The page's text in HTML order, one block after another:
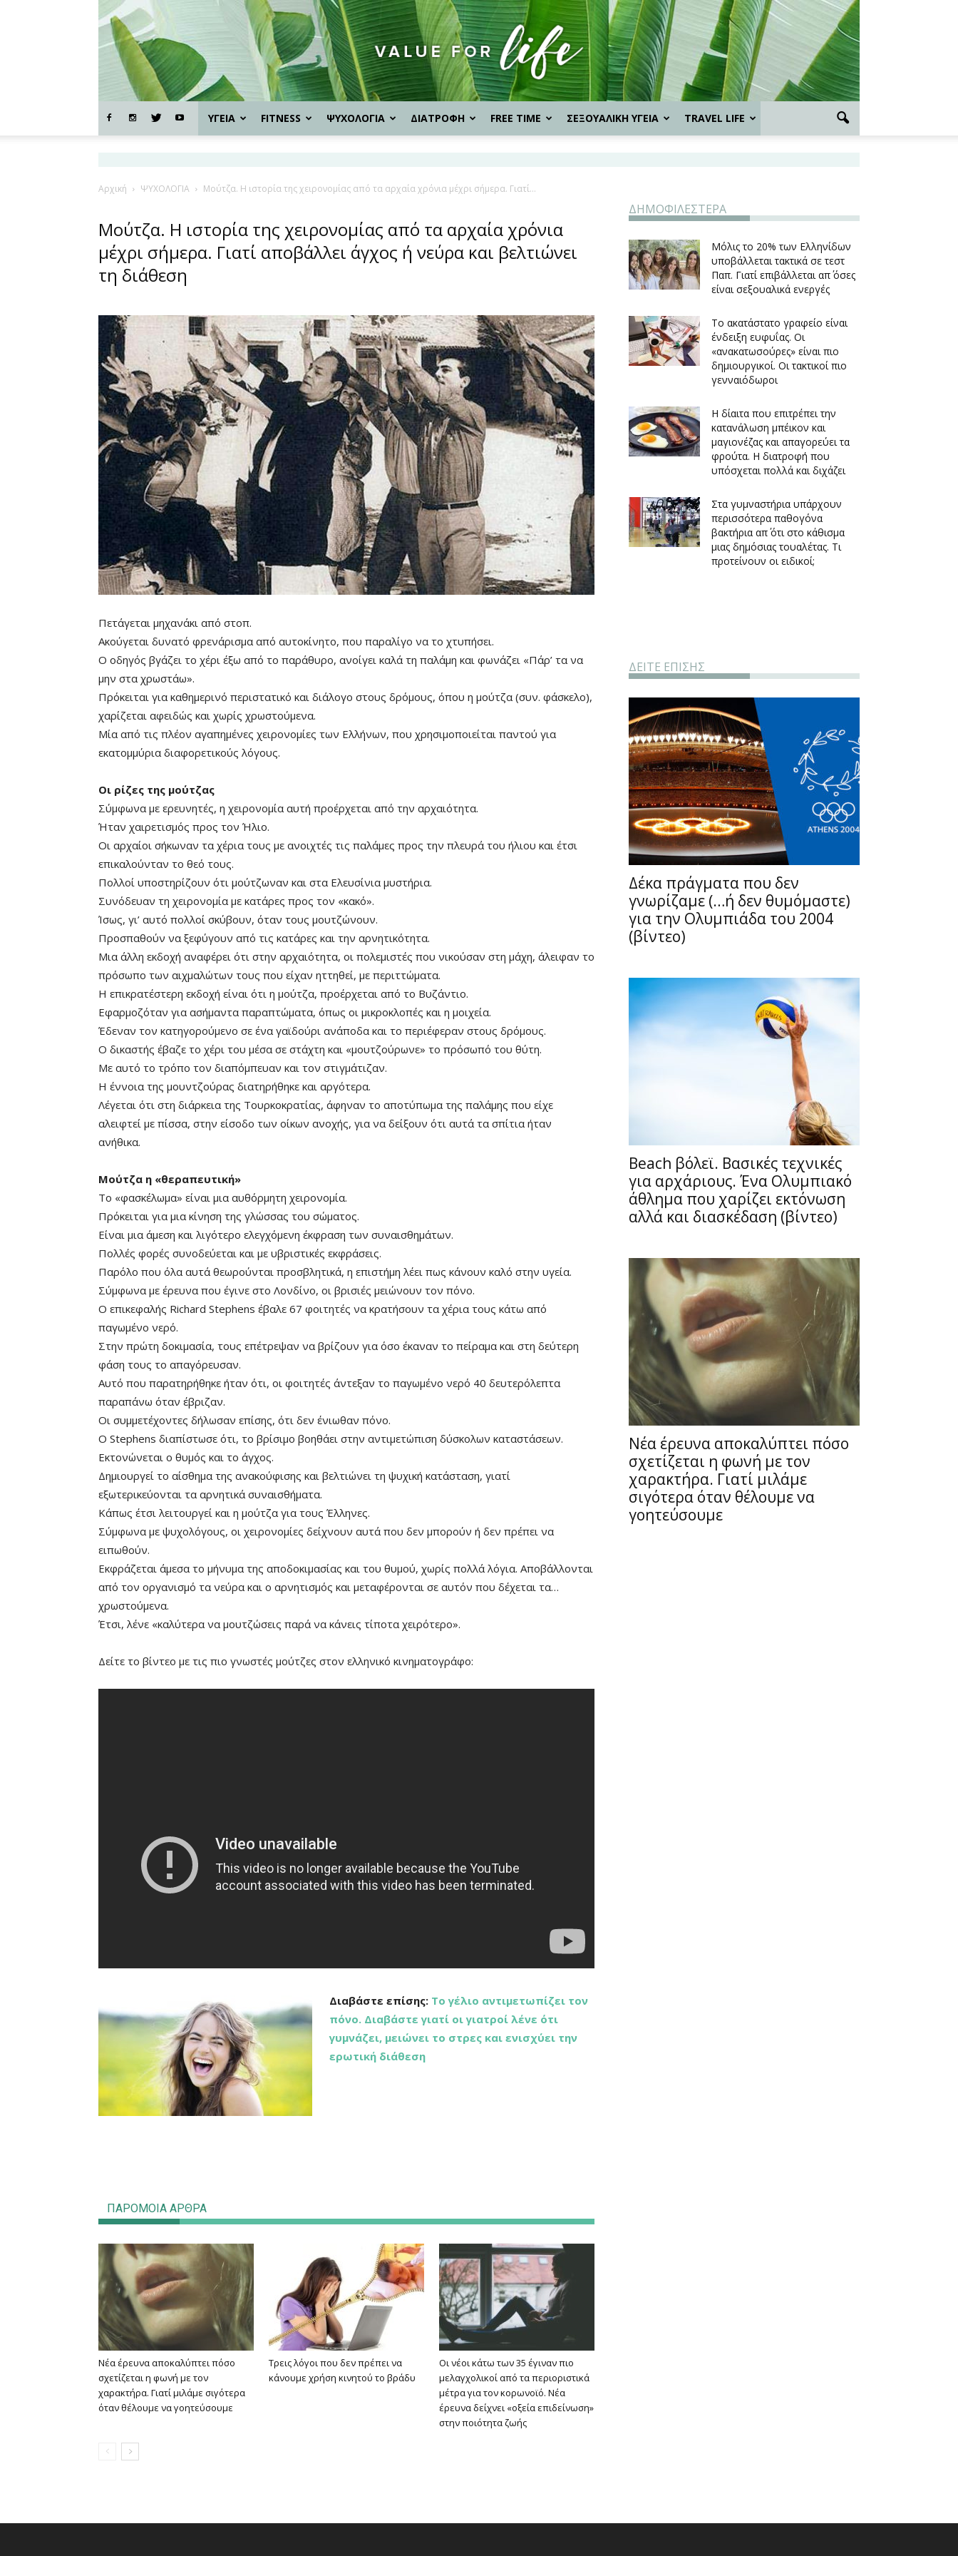
for
Life
ΥΓΕΙΑ FITNESS ΨΥΧΟΛΟΓΙΑ ΔΙΑΤΡΟΦΗ FREE TIME ΣΕΞΟΥΑΛΙΚΗ ΥΓΕΙΑ TRAVEL LIFE
Αρχική ΨΥΧΟΛΟΓΙΑ Μούτζα. Η ιστορία της χειρονομίας από τα αρχαία χρόνια μέχρι σήμερα. Γιατί...
Μούτζα. Η ιστορία της χειρονομίας από τα αρχαία χρόνια
μέχρι σήμερα. Γιατί αποβάλλει άγχος ή νεύρα και βελτιώνει
τη διάθεση
Πετάγεται μηχανάκι από στοπ.
Ακούγεται δυνατό φρενάρισμα από αυτοκίνητο, που παραλίγο να το χτυπήσει.
Ο οδηγός βγάζει το χέρι έξω από το παράθυρο, ανοίγει καλά τη παλάμη και φωνάζει «Πάρ’ τα να
μην στα χρωστάω».
Πρόκειται για καθημερινό περιστατικό και διάλογο στους δρόμους, όπου η μούτζα (συν. φάσκελο),
χαρίζεται αφειδώς και χωρίς χρωστούμενα.
Μία από τις πλέον αγαπημένες χειρονομίες των Ελλήνων, που χρησιμοποιείται παντού για
εκατομμύρια διαφορετικούς λόγους.
Mute
Οι ρίζες της μούτζας
Σύμφωνα με ερευνητές, η χειρονομία αυτή προέρχεται από την αρχαιότητα.
Ήταν χαιρετισμός προς τον Ήλιο.
Οι αρχαίοι σήκωναν τα χέρια τους με ανοιχτές τις παλάμες προς την πλευρά του ήλιου και έτσι
επικαλούνταν το θεό τους.
Πολλοί υποστηρίζουν ότι μούτζωναν και στα Ελευσίνια μυστήρια.
Συνόδευαν τη χειρονομία με κατάρες προς τον «κακό».
Ίσως, γι’ αυτό πολλοί σκύβουν, όταν τους μουτζώνουν.
Προσπαθούν να ξεφύγουν από τις κατάρες και την αρνητικότητα.
Μια άλλη εκδοχή αναφέρει ότι στην αρχαιότητα, οι πολεμιστές που νικούσαν στη μάχη, άλειφαν το
πρόσωπο των αιχμαλώτων τους που είχαν ηττηθεί, με περιττώματα.
Η επικρατέστερη εκδοχή είναι ότι η μούτζα, προέρχεται από το Βυζάντιο.
Εφαρμοζόταν για ασήμαντα παραπτώματα, όπως οι μικροκλοπές και η μοιχεία.
Έδεναν τον κατηγορούμενο σε ένα γαϊδούρι ανάποδα και το περιέφεραν στους δρόμους.
Ο δικαστής έβαζε το χέρι του μέσα σε στάχτη και «μουτζούρωνε» το πρόσωπό του θύτη.
Με αυτό το τρόπο τον διαπόμπευαν και τον στιγμάτιζαν.
Η έννοια της μουντζούρας διατηρήθηκε και αργότερα.
Λέγεται ότι στη διάρκεια της Τουρκοκρατίας, άφηναν το αποτύπωμα της παλάμης που είχε
αλειφτεί με πίσσα, στην είσοδο των οίκων ανοχής, για να δείξουν ότι αυτά τα σπίτια ήταν
ανήθικα.
Μούτζα η «θεραπευτική»
Το «φασκέλωμα» είναι μια αυθόρμητη χειρονομία.
Πρόκειται για μια κίνηση της γλώσσας του σώματος.
Είναι μια άμεση και λιγότερο ελεγχόμενη έκφραση των συναισθημάτων.
Πολλές φορές συνοδεύεται και με υβριστικές εκφράσεις.
Παρόλο που όλα αυτά θεωρούνται προσβλητικά, η επιστήμη λέει πως κάνουν καλό στην υγεία.
Σύμφωνα με έρευνα που έγινε στο Λονδίνο, οι βρισιές μειώνουν τον πόνο.
Ο επικεφαλής Richard Stephens έβαλε 67 φοιτητές να κρατήσουν τα χέρια τους κάτω από
παγωμένο νερό.
Στην πρώτη δοκιμασία, τους επέτρεψαν να βρίζουν για όσο έκαναν το πείραμα και στη δεύτερη
φάση τους το απαγόρευσαν.
Αυτό που παρατηρήθηκε ήταν ότι, οι φοιτητές άντεξαν το παγωμένο νερό 40 δευτερόλεπτα
παραπάνω όταν έβριζαν.
Οι συμμετέχοντες δήλωσαν επίσης, ότι δεν ένιωθαν πόνο.
Ο Stephens διαπίστωσε ότι, το βρίσιμο βοηθάει στην αντιμετώπιση δύσκολων καταστάσεων.
Εκτονώνεται ο θυμός και το άγχος.
Δημιουργεί το αίσθημα της ανακούφισης και βελτιώνει τη ψυχική κατάσταση, γιατί
εξωτερικεύονται τα αρνητικά συναισθήματα.
Κάπως έτσι λειτουργεί και η μούτζα για τους Έλληνες.
Σύμφωνα με ψυχολόγους, οι χειρονομίες δείχνουν αυτά που δεν μπορούν ή δεν πρέπει να
ειπωθούν.
Εκφράζεται άμεσα το μήνυμα της αποδοκιμασίας και του θυμού, χωρίς πολλά λόγια. Αποβάλλονται
από τον οργανισμό τα νεύρα και ο αρνητισμός και μεταφέρονται σε αυτόν που δέχεται τα…
χρωστούμενα.
Έτσι, λένε «καλύτερα να μουτζώσεις παρά να κάνεις τίποτα χειρότερο».
Δείτε το βίντεο με τις πιο γνωστές μούτζες στον ελληνικό κινηματογράφο:
Διαβάστε επίσης: Το γέλιο αντιμετωπίζει τον
πόνο. Διαβάστε γιατί οι γιατροί λένε ότι
γυμνάζει, μειώνει το στρες και ενισχύει την
ερωτική διάθεση
ΠΑΡΟΜΟΙΑ ΑΡΘΡΑ
Νέα έρευνα αποκαλύπτει πόσο
σχετίζεται η φωνή με τον
χαρακτήρα. Γιατί μιλάμε σιγότερα
όταν θέλουμε να γοητεύσουμε
Τρεις λόγοι που δεν πρέπει να
κάνουμε χρήση κινητού το βράδυ
Οι νέοι κάτω των 35 έγιναν πιο
μελαγχολικοί από τα περιοριστικά
μέτρα για τον κορωνοϊό. Νέα
έρευνα δείχνει «οξεία επιδείνωση»
στην ποιότητα ζωής
ΔΗΜΟΦΙΛΕΣΤΕΡΑ
Μόλις το 20% των Ελληνίδων
υποβάλλεται τακτικά σε τεστ
Παπ. Γιατί επιβάλλεται απ΄ όσες
είναι σεξουαλικά ενεργές
Το ακατάστατο γραφείο είναι
ένδειξη ευφυΐας. Οι
«ανακατωσούρες» είναι πιο
δημιουργικοί. Οι τακτικοί πιο
γενναιόδωροι
Η δίαιτα που επιτρέπει την
κατανάλωση μπέικον και
μαγιονέζας και απαγορεύει τα
φρούτα. Η διατροφή που
υπόσχεται πολλά και διχάζει
Στα γυμναστήρια υπάρχουν
περισσότερα παθογόνα
βακτήρια απ΄ ότι στο κάθισμα
μιας δημόσιας τουαλέτας. Τι
προτείνουν οι ειδικοί;
ΔΕΙΤΕ ΕΠΙΣΗΣ
Δέκα πράγματα που δεν
γνωρίζαμε (…ή δεν θυμόμαστε)
για την Ολυμπιάδα του 2004
(βίντεο)
Beach βόλεϊ. Βασικές τεχνικές
για αρχάριους. Ένα Ολυμπιακό
άθλημα που χαρίζει εκτόνωση
αλλά και διασκέδαση (βίντεο)
Νέα έρευνα αποκαλύπτει πόσο
σχετίζεται η φωνή με τον
χαρακτήρα. Γιατί μιλάμε
σιγότερα όταν θέλουμε να
γοητεύσουμε